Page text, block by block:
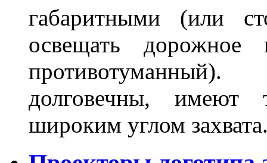
габаритными (или
освещать
долговечны, имеют
широким углом